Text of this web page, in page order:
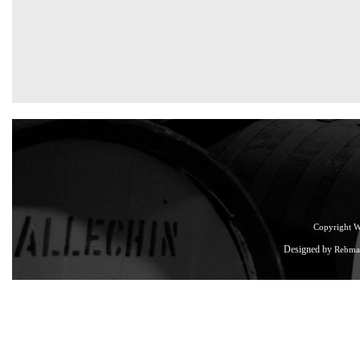
Copyright
Designed by Rebma